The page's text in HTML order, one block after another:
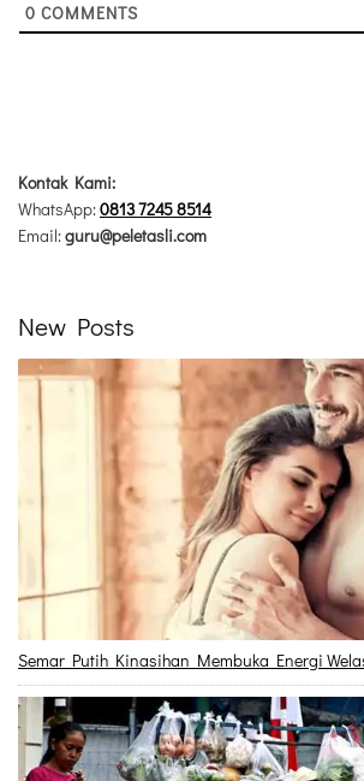
0 COMMENTS
Kontak Kami:
WhatsApp:0813 7245 8514
Email:guru@peletasli.com
New Posts
Semar Putih Kinasihan Membuka Energi